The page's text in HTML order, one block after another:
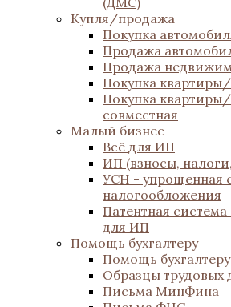
Купля/продажа
Покупка
Продажа
Продажа
Покупка
Покупка
совместная
Малый бизнес
Всё для ИП
ИП (взносы,
УСН - упрощенная
налогообложения
Патентная
для ИП
Помощь бухгалтеру
Помощь бухгалтеру
Образцы трудовых
Письма МинФина